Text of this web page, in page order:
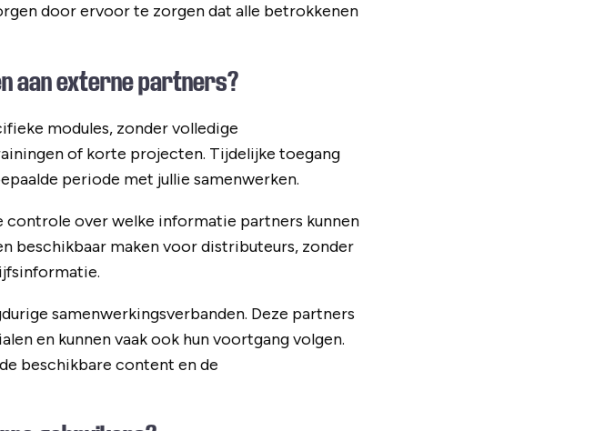
door ervoor te zorgen dat alle betrokkenen
aan externe partners?
modules, zonder volledige
of korte projecten. Tijdelijke toegang
periode met jullie samenwerken.
over welke informatie partners kunnen
beschikbaar maken voor distributeurs, zonder
samenwerkingsverbanden. Deze partners
en kunnen vaak ook hun voortgang volgen.
beschikbare content en de